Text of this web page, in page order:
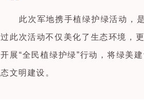
此次军地携手植绿护绿活动，
过此次活动不仅美化了生态环境，
开展“全民植绿护绿”行动，将绿美
态文明建设。